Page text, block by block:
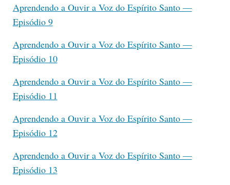
Aprendendo a Ouvir a Voz do Espírito Santo —
Episódio 9
Aprendendo a Ouvir a Voz do Espírito Santo —
Episódio 10
Aprendendo a Ouvir a Voz do Espírito Santo —
Episódio 11
Aprendendo a Ouvir a Voz do Espírito Santo —
Episódio 12
Aprendendo a Ouvir a Voz do Espírito Santo —
Episódio 13